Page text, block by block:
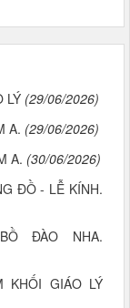
LÝ (29/06/2026)
A. (29/06/2026)
A. (30/06/2026)
ĐỒ - LỄ KÍNH.
ĐÀO NHA.
KHỐI GIÁO LÝ